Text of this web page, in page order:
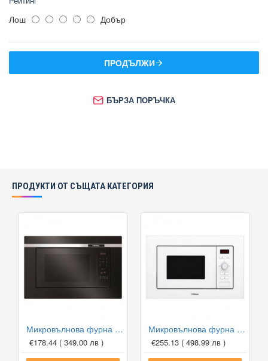
Лош Добър
ПРОДЪЛЖИ
БЪРЗА ПОРЪЧКА
ПРОДУКТИ ОТ СЪЩАТА КАТЕГОРИЯ
Микровълнова фурна за вграждане HANSA AMG20BFH
€178.44 ( 349.00 лв )
Микровълнова фурна за вграждане HANSA AMM20BEWH
€255.13 ( 498.99 лв )